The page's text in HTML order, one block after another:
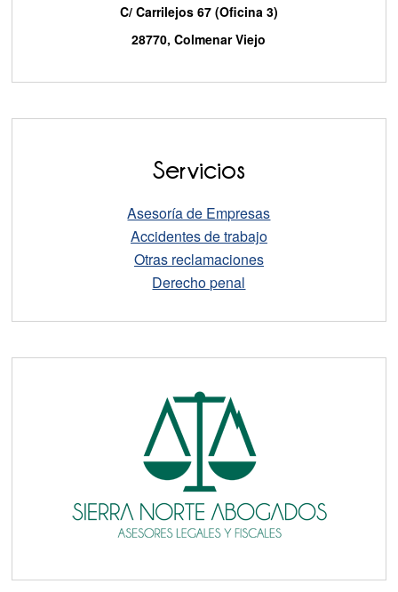
C/ Carrilejos 67 (Oficina 3)
28770, Colmenar Viejo
Servicios
Asesoría de Empresas
Accidentes de trabajo
Otras reclamaciones
Derecho penal